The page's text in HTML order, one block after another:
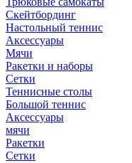
Скейтбординг
Настольный теннис
Аксессуары
Мячи
Ракетки и наборы
Сетки
Теннисные столы
Большой теннис
Аксессуары
мячи
Ракетки
Сетки